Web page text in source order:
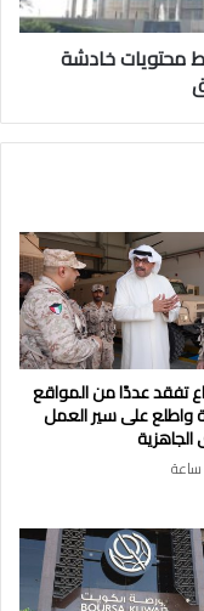
محتويات خادشة
تفقد عددًا من المواقع
واطلع على سير العمل